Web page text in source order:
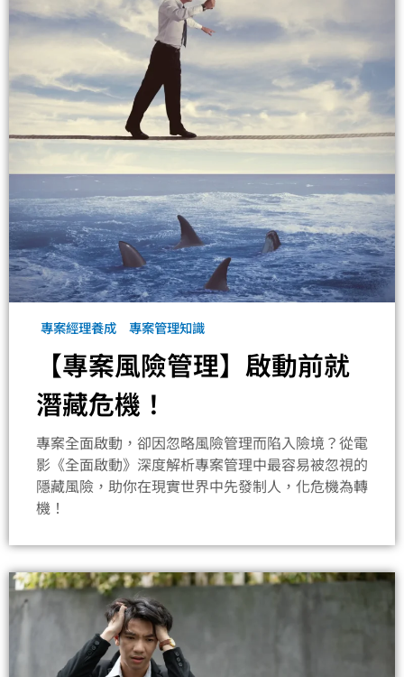
專案經理養成 專案管理知識
【專案風險管理】啟動前就
潛藏危機！
專案全面啟動，卻因忽略風險管理而陷入險境？從電
影《全面啟動》深度解析專案管理中最容易被忽視的
隱藏風險，助你在現實世界中先發制人，化危機為轉
機！